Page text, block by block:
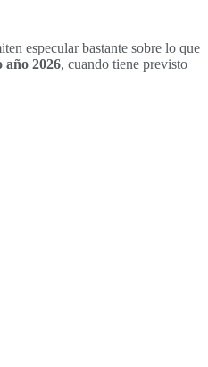
especular bastante sobre lo que
año 2026, cuando tiene previsto